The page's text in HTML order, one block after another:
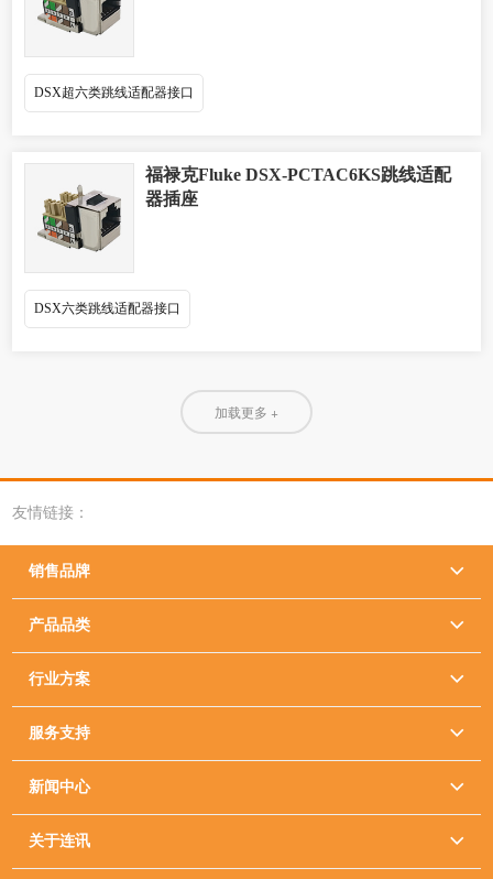
DSX超六类跳线适配器接口
福禄克Fluke DSX-PCTAC6KS跳线适配
器插座
DSX六类跳线适配器接口
加载更多 +
友情链接：
销售品牌 
产品品类 
行业方案 
服务支持 
新闻中心 
关于连讯 